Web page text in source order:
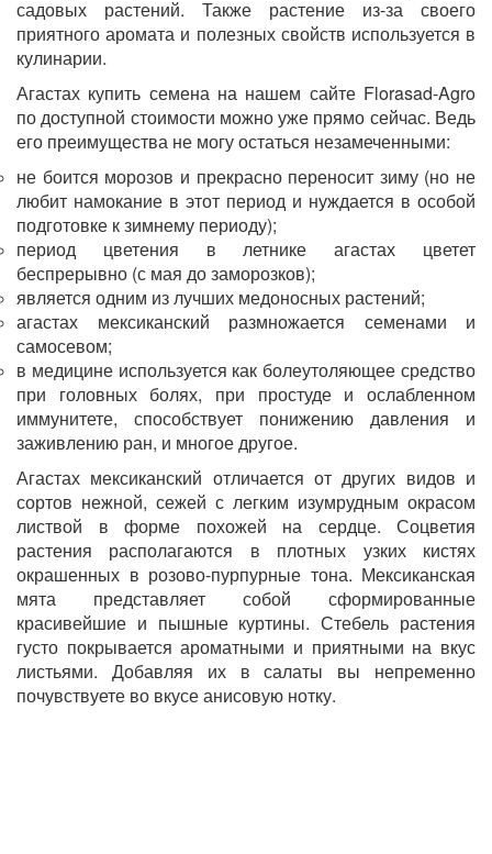
садовых растений. Также растение из-за своего
приятного аромата и полезных свойств используется в
кулинарии.
Агастах купить семена на нашем сайте Florasad-Agro
по доступной стоимости можно уже прямо сейчас. Ведь
его преимущества не могу остаться незамеченными:
не боится морозов и прекрасно переносит зиму (но не
любит намокание в этот период и нуждается в особой
подготовке к зимнему периоду);
период цветения в летнике агастах цветет
беспрерывно (с мая до заморозков);
является одним из лучших медоносных растений;
агастах мексиканский размножается семенами и
самосевом;
в медицине используется как болеутоляющее средство
при головных болях, при простуде и ослабленном
иммунитете, способствует понижению давления и
заживлению ран, и многое другое.
Агастах мексиканский отличается от других видов и
сортов нежной, сежей с легким изумрудным окрасом
листвой в форме похожей на сердце. Соцветия
растения располагаются в плотных узких кистях
окрашенных в розово-пурпурные тона. Мексиканская
мята представляет собой сформированные
красивейшие и пышные куртины. Стебель растения
густо покрывается ароматными и приятными на вкус
листьями. Добавляя их в салаты вы непременно
почувствуете во вкусе анисовую нотку.